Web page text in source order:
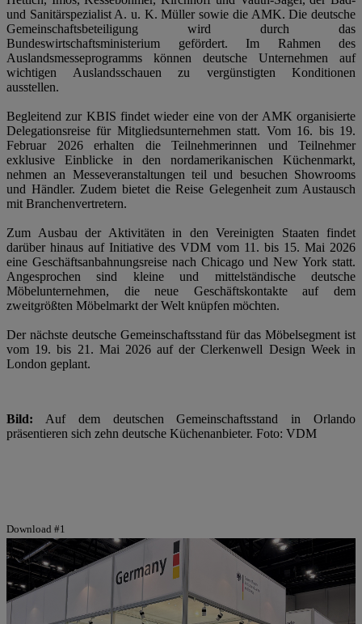
und Sanitärspezialist A. u. K. Müller sowie die AMK. Die deutsche
Gemeinschaftsbeteiligung wird durch das
Bundeswirtschaftsministerium gefördert. Im Rahmen des
Auslandsmesseprogramms können deutsche Unternehmen auf
wichtigen Auslandsschauen zu vergünstigten Konditionen
ausstellen.
Begleitend zur KBIS findet wieder eine von der AMK organisierte
Delegationsreise für Mitgliedsunternehmen statt. Vom 16. bis 19.
Februar 2026 erhalten die Teilnehmerinnen und Teilnehmer
exklusive Einblicke in den nordamerikanischen Küchenmarkt,
nehmen an Messeveranstaltungen teil und besuchen Showrooms
und Händler. Zudem bietet die Reise Gelegenheit zum Austausch
mit Branchenvertretern.
Zum Ausbau der Aktivitäten in den Vereinigten Staaten findet
darüber hinaus auf Initiative des VDM vom 11. bis 15. Mai 2026
eine Geschäftsanbahnungsreise nach Chicago und New York statt.
Angesprochen sind kleine und mittelständische deutsche
Möbelunternehmen, die neue Geschäftskontakte auf dem
zweitgrößten Möbelmarkt der Welt knüpfen möchten.
Der nächste deutsche Gemeinschaftsstand für das Möbelsegment ist
vom 19. bis 21. Mai 2026 auf der Clerkenwell Design Week in
London geplant.
Bild: Auf dem deutschen Gemeinschaftsstand in Orlando
präsentieren sich zehn deutsche Küchenanbieter. Foto: VDM
Download #1